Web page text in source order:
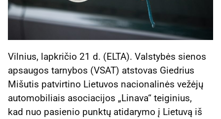
Vilnius, lapkričio 21 d. (ELTA). Valstybės sienos
apsaugos tarnybos (VSAT) atstovas Giedrius
Mišutis patvirtino Lietuvos nacionalinės vežėjų
automobiliais asociacijos „Linava“ teiginius,
kad nuo pasienio punktų atidarymo į Lietuvą iš